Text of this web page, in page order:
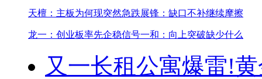
天檀：主板为何现突然急跌展锋：缺口不补继续摩擦
龙一：创业板率先企稳信号一和：向上突破缺少什么
又一长租公寓爆雷!